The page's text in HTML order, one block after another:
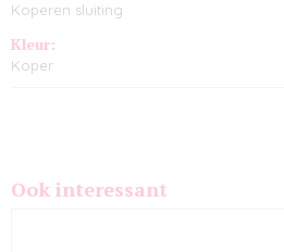
Koperen sluiting
Kleur:
Koper
Ook interessant